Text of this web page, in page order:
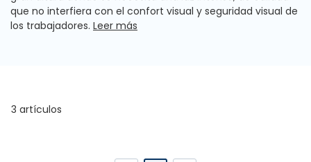
que no interfiera con el confort visual y seguridad visual de
los trabajadores. Leer más
3 artículos